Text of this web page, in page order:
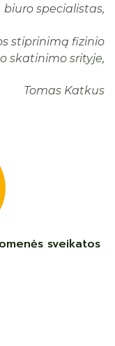
biuro specialistas,
stiprinimą fizinio
skatinimo srityje,
Tomas Katkus
sveikatos